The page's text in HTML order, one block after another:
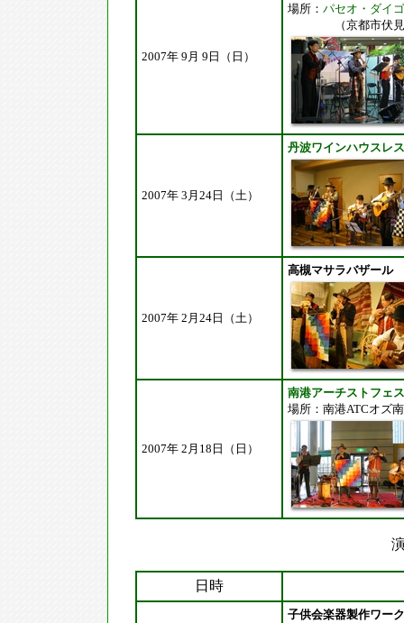
2007年 9月 9日（日）
場所： パセオ・ダイ
（京都市伏見区
2007年 3月24日（土）
丹波ワインハウスレ
2007年 2月24日（土）
高槻マサラバザール
2007年 2月18日（日）
南港アーチストフェス
場所：南港ATCオズ
日時
子供会楽器製作ワー